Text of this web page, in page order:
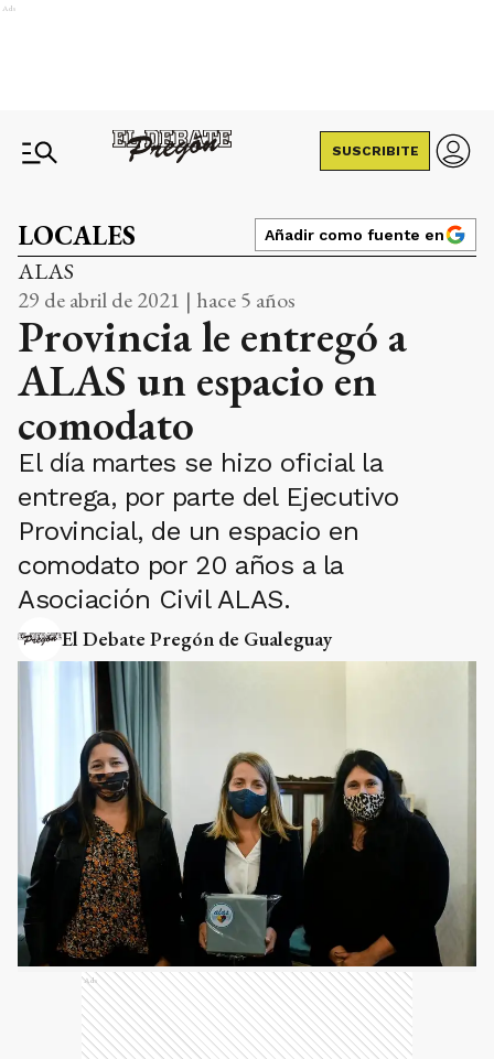
Ads
SUSCRIBITE
LOCALES Añadir como fuente en
ALAS
29 de abril de 2021 | hace 5 años
Provincia le entregó a
ALAS un espacio en
comodato
El día martes se hizo oficial la
entrega, por parte del Ejecutivo
Provincial, de un espacio en
comodato por 20 años a la
Asociación Civil ALAS.
El Debate Pregón de Gualeguay
Ads